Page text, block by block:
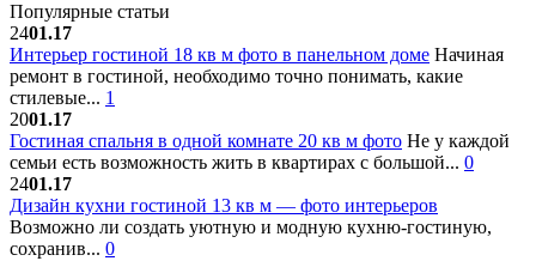
Популярные статьи
2401.17
Интерьер гостиной 18 кв м фото в панельном доме Начиная
ремонт в гостиной, необходимо точно понимать, какие
стилевые... 1
2001.17
Гостиная спальня в одной комнате 20 кв м фото Не у каждой
семьи есть возможность жить в квартирах с большой... 0
2401.17
Дизайн кухни гостиной 13 кв м — фото интерьеров
Возможно ли создать уютную и модную кухню-гостиную,
сохранив... 0